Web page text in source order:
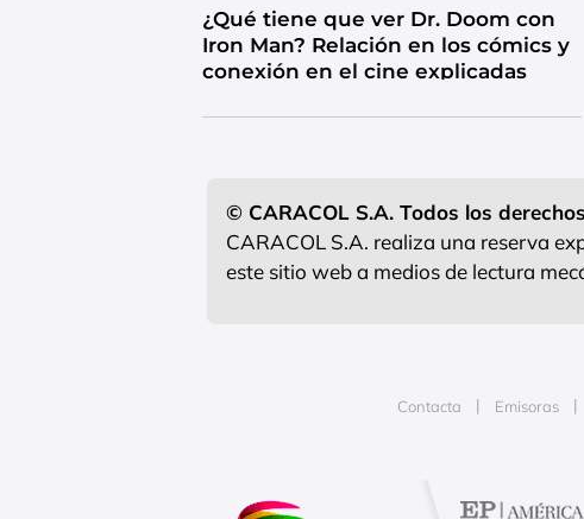
¿Qué tiene que ver Dr. Doom con
Iron Man? Relación en los cómics y
conexión en el cine explicadas
© CARACOL S.A. Todos los
CARACOL S.A. realiza una reserva
este sitio web a medios de lectura
Contacta Emisoras